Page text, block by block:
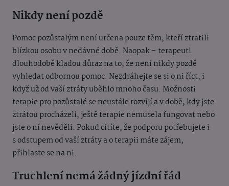
Nikdy není pozdě
Pomoc pozůstalým není určena pouze těm, kteří ztratili
blízkou osobu v nedávné době. Naopak – terapeuti
dlouhodobě kladou důraz na to, že není nikdy pozdě
vyhledat odbornou pomoc. Nezdráhejte se si o ni říct, i
když už od vaší ztráty uběhlo mnoho času. Možnosti
terapie pro pozůstalé se neustále rozvíjí a v době, kdy jste
ztrátou procházeli, ještě terapie nemusela fungovat nebo
jste o ní nevěděli. Pokud cítíte, že podporu potřebujete i
s odstupem od vaší ztráty a o terapii máte zájem,
přihlaste se na ni.
Truchlení nemá žádný jízdní řád